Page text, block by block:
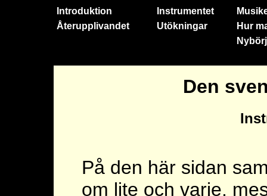
Introduktion Instrumentet
Återupplivandet
Utökningar
Hur
Den
På den här sidan
om lite och varje,